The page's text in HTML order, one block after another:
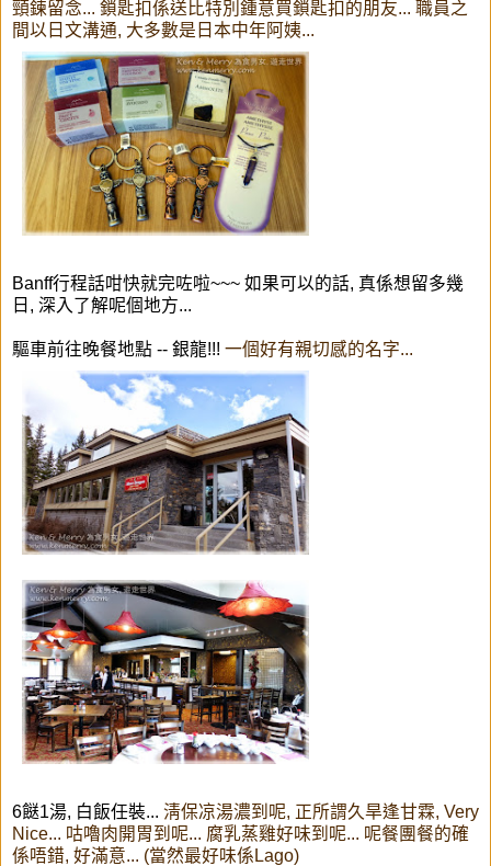
頸鍊留念... 鎖匙扣係送比特別鍾意買鎖匙扣的朋友... 職員之
間以日文溝通, 大多數是日本中年阿姨...
Banff行程話咁快就完咗啦~~~ 如果可以的話, 真係想留多幾
日, 深入了解呢個地方...
驅車前往晚餐地點 -- 銀龍!!! 一個好有親切感的名字...
6餸1湯, 白飯任裝... 淸保凉湯濃到呢, 正所謂久旱逢甘霖, Very
Nice... 咕嚕肉開胃到呢... 腐乳蒸雞好味到呢... 呢餐團餐的確
係唔錯, 好滿意... (當然最好味係Lago)